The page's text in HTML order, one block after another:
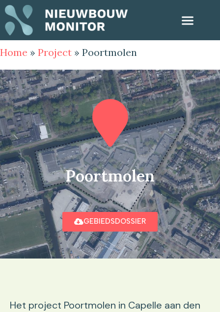
Home » Project » Poortmolen
Poortmolen
GEBIEDSDOSSIER
Het project Poortmolen in Capelle aan den